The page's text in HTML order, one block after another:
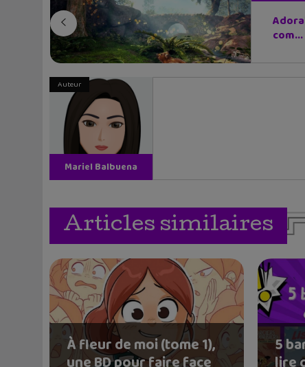
com...
Auteur
Mariel Balbuena
Articles similaires
À fleur de moi (tome 1), 5